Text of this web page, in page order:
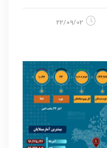
22/09/02